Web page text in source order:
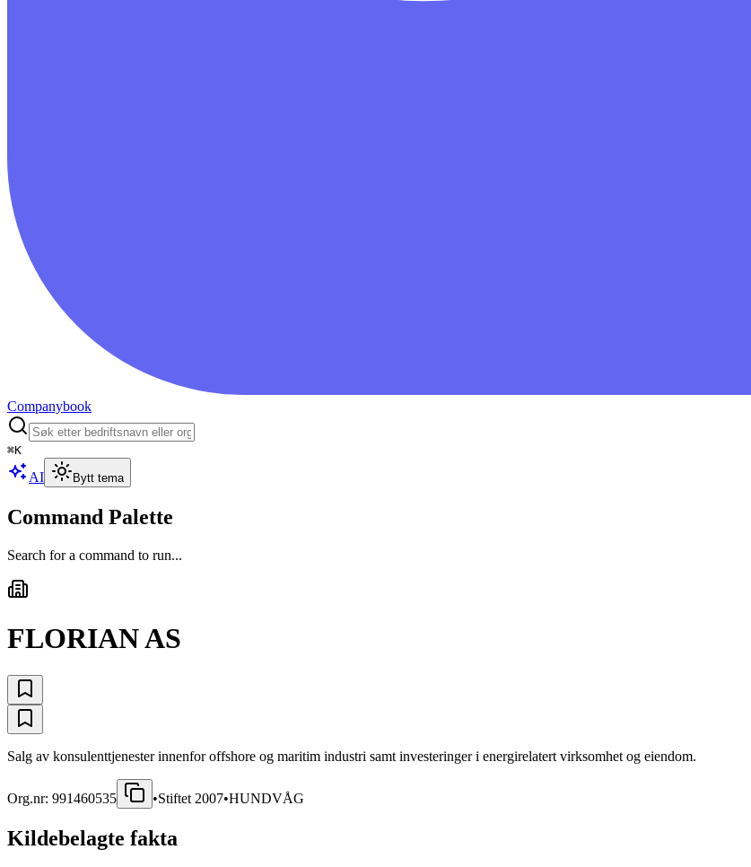
Companybook
⌘K
AI Bytt tema
Command Palette
Search for a command to run...
FLORIAN AS
Salg av konsulenttjenester innenfor offshore og maritim industri samt investeringer i energirelatert virksomhet og eiendom.
Org.nr: 991460535 •Stiftet 2007•HUNDVÅG
Kildebelagte fakta